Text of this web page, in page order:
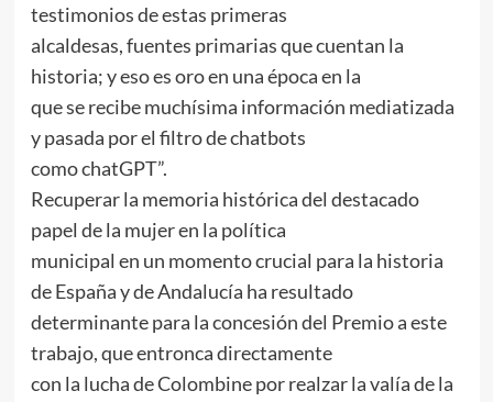
testimonios de estas primeras
alcaldesas, fuentes primarias que cuentan la
historia; y eso es oro en una época en la
que se recibe muchísima información mediatizada
y pasada por el filtro de chatbots
como chatGPT”.
Recuperar la memoria histórica del destacado
papel de la mujer en la política
municipal en un momento crucial para la historia
de España y de Andalucía ha resultado
determinante para la concesión del Premio a este
trabajo, que entronca directamente
con la lucha de Colombine por realzar la valía de la